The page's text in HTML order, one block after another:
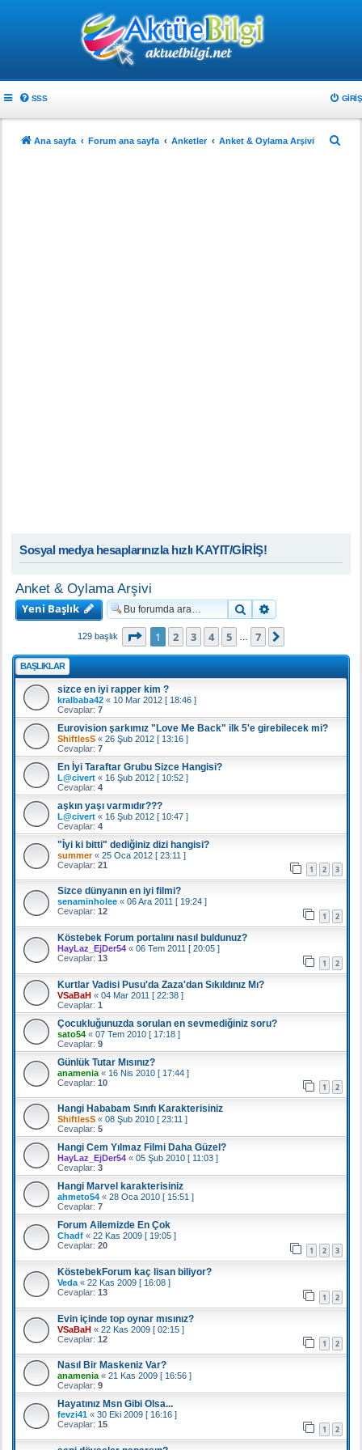
SSS GIRIŞ
Ana sayfa Forum ana sayfa Anketler Anket & Oylama Arşivi
Sosyal medya hesaplarınızla hızlı KAYIT/GİRİŞ!
Anket & Oylama Arşivi
Yeni Başlık
Ara
129 başlık . sayfa (Toplam7 sayfa)
1 2 3 4 5 7
BAŞLIKLAR
sizce en iyi rapper kim ?
kralbaba42 « 10 Mar 2012 [ 18:46 ]
Cevaplar: 7
Eurovision şarkımız "Love Me Back" ilk 5'e girebilecek mi?
ShiftlesS « 26 Şub 2012 [ 13:16 ]
Cevaplar: 7
En İyi Taraftar Grubu Sizce Hangisi?
L@civert « 16 Şub 2012 [ 10:52 ]
Cevaplar: 4
aşkın yaşı varmıdır???
L@civert « 16 Şub 2012 [ 10:47 ]
Cevaplar: 4
"İyi ki bitti" dediğiniz dizi hangisi?
summer« 25 Oca 2012 [ 23:11 ]
Cevaplar: 21 1 2 3
Sizce dünyanın en iyi filmi?
senaminholee « 06 Ara 2011 [ 19:24 ]
Cevaplar: 12 1 2
Köstebek Forum portalını nasıl buldunuz?
HayLaz_EjDer54 « 06 Tem 2011 [ 20:05 ]
Cevaplar: 13 1 2
Kurtlar Vadisi Pusu'da Zaza'dan Sıkıldınız Mı?
VSaBaH « 04 Mar 2011 [ 22:38 ]
Cevaplar: 1
Çocukluğunuzda sorulan en sevmediğiniz soru?
sato54 « 07 Tem 2010 [ 17:18 ]
Cevaplar: 9
Günlük Tutar Mısınız?
anamenia « 16 Nis 2010 [ 17:44 ]
Cevaplar: 10 1 2
Hangi Hababam Sınıfı Karakterisiniz
ShiftlesS « 08 Şub 2010 [ 23:11 ]
Cevaplar: 5
Hangi Cem Yılmaz Filmi Daha Güzel?
HayLaz_EjDer54 « 05 Şub 2010 [ 11:03 ]
Cevaplar: 3
Hangi Marvel karakterisiniz
ahmeto54 « 28 Oca 2010 [ 15:51 ]
Cevaplar: 7
Forum Ailemizde En Çok
Chadf « 22 Kas 2009 [ 19:05 ]
Cevaplar: 20 1 2 3
KöstebekForum kaç lisan biliyor?
Veda « 22 Kas 2009 [ 16:08 ]
Cevaplar: 13 1 2
Evin içinde top oynar mısınız?
VSaBaH « 22 Kas 2009 [ 02:15 ]
Cevaplar: 12 1 2
Nasıl Bir Maskeniz Var?
anamenia « 21 Kas 2009 [ 16:56 ]
Cevaplar: 9
Hayatınız Msn Gibi Olsa...
fevzi41 « 30 Eki 2009 [ 16:16 ]
Cevaplar: 15 1 2